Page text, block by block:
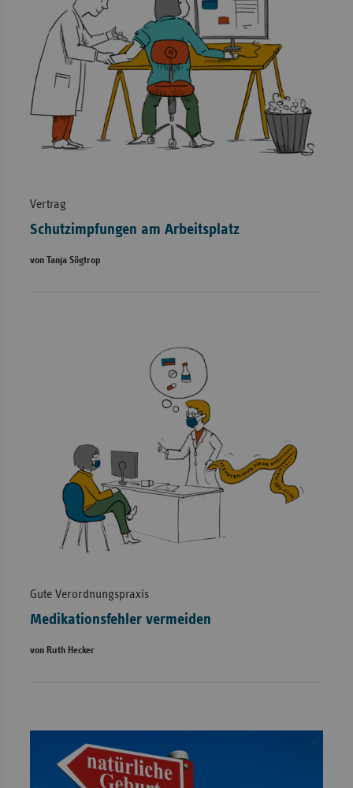
Vertrag
Schutzimpfungen am Arbeitsplatz
von Tanja Sögtrop
Gute Verordnungspraxis
Medikationsfehler vermeiden
von Ruth Hecker